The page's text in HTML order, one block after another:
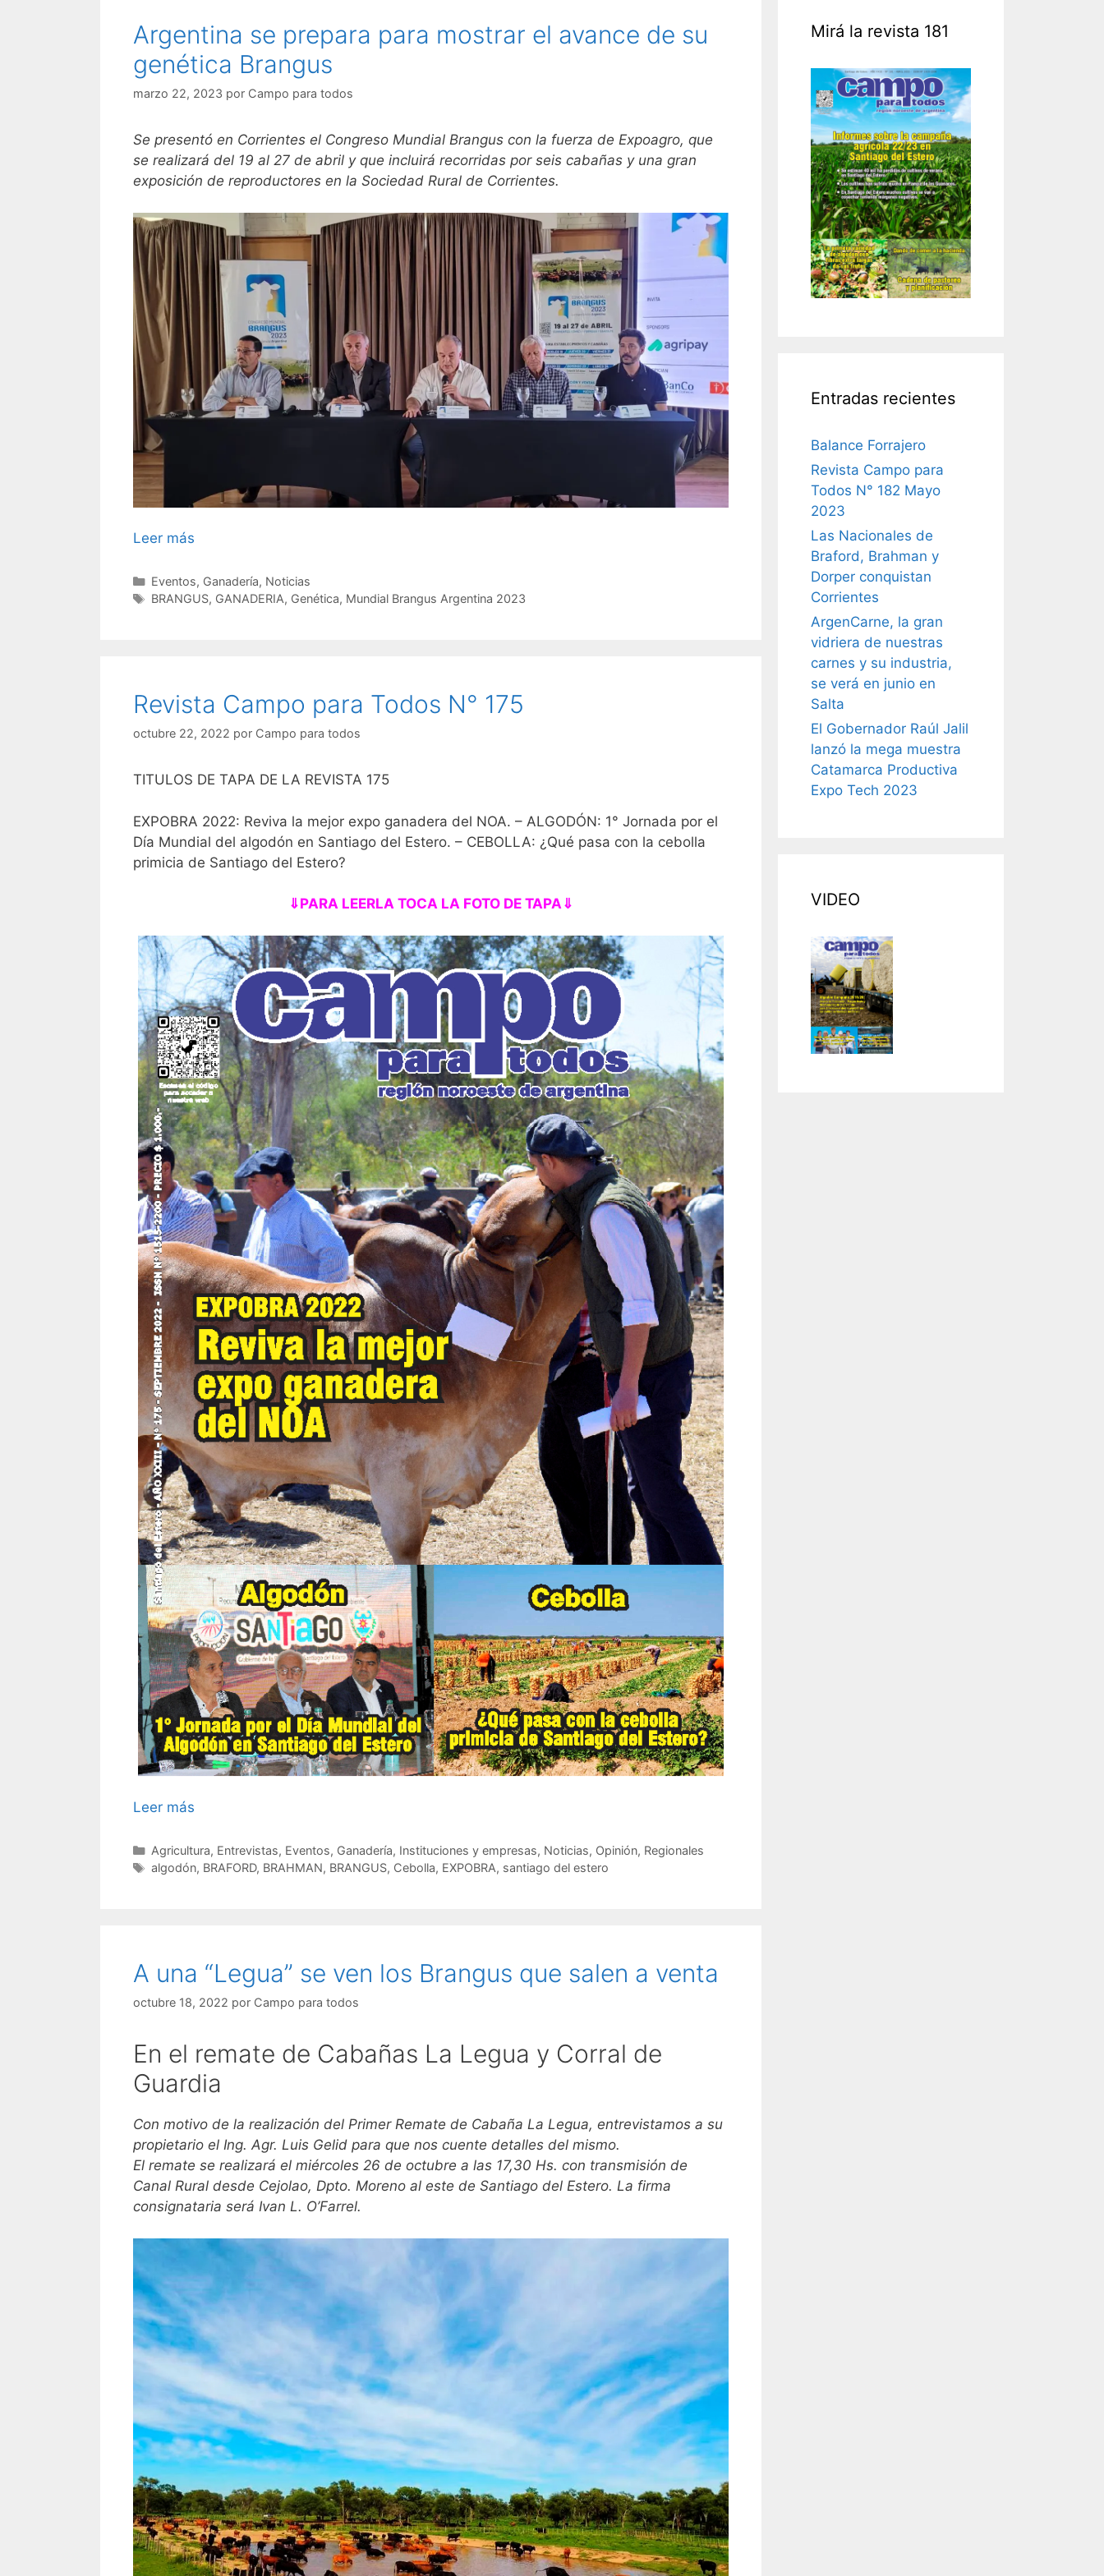
Argentina se prepara para mostrar el avance de su
genética Brangus
marzo 22, 2023 por Campo para todos
Se presentó en Corrientes el Congreso Mundial Brangus con la fuerza de Expoagro, que
se realizará del 19 al 27 de abril y que incluirá recorridas por seis cabañas y una gran
exposición de reproductores en la Sociedad Rural de Corrientes.
Leer más
Categorías
Eventos, Ganadería, Noticias
Etiquetas
BRANGUS, GANADERIA, Genética, Mundial Brangus Argentina 2023
Revista Campo para Todos N° 175
octubre 22, 2022 por Campo para todos
TITULOS DE TAPA DE LA REVISTA 175
EXPOBRA 2022: Reviva la mejor expo ganadera del NOA. – ALGODÓN: 1° Jornada por el
Día Mundial del algodón en Santiago del Estero. – CEBOLLA: ¿Qué pasa con la cebolla
primicia de Santiago del Estero?
⇓PARA LEERLA TOCA LA FOTO DE TAPA⇓
Leer más
Categorías
Agricultura, Entrevistas, Eventos, Ganadería, Instituciones y empresas, Noticias, Opinión, Regionales
Etiquetas
algodón, BRAFORD, BRAHMAN, BRANGUS, Cebolla, EXPOBRA, santiago del estero
A una “Legua” se ven los Brangus que salen a venta
octubre 18, 2022 por Campo para todos
En el remate de Cabañas La Legua y Corral de
Guardia
Con motivo de la realización del Primer Remate de Cabaña La Legua, entrevistamos a su
propietario el Ing. Agr. Luis Gelid para que nos cuente detalles del mismo.
El remate se realizará el miércoles 26 de octubre a las 17,30 Hs. con transmisión de
Canal Rural desde Cejolao, Dpto. Moreno al este de Santiago del Estero. La firma
consignataria será Ivan L. O’Farrel.
Mirá la revista 181
Entradas recientes
Balance Forrajero
Revista Campo para
Todos N° 182 Mayo
2023
Las Nacionales de
Braford, Brahman y
Dorper conquistan
Corrientes
ArgenCarne, la gran
vidriera de nuestras
carnes y su industria,
se verá en junio en
Salta
El Gobernador Raúl Jalil
lanzó la mega muestra
Catamarca Productiva
Expo Tech 2023
VIDEO